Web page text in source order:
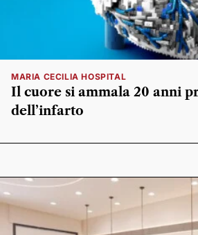
MARIA CECILIA HOSPITAL
Il cuore si ammala 20 anni
dell’infarto